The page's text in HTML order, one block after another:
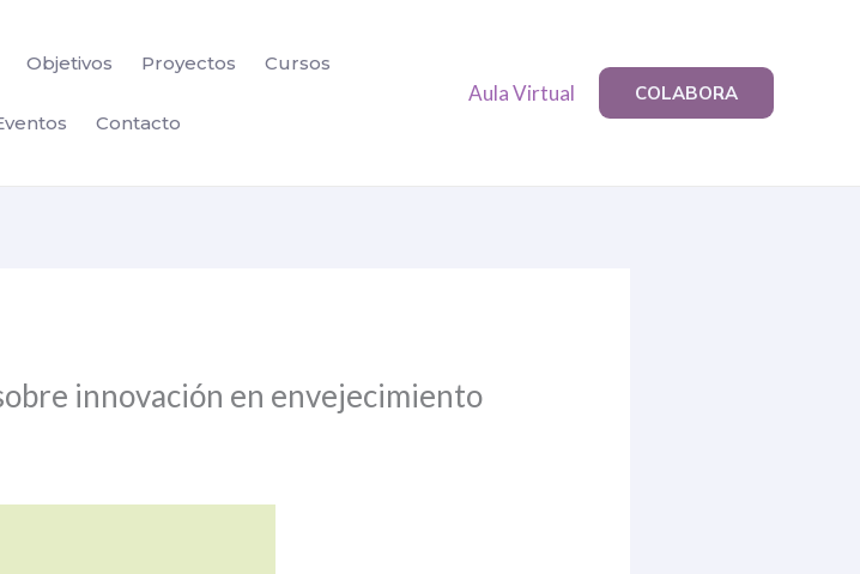
Objetivos Proyectos Cursos
Contacto
Aula Virtual COLABORA
innovación en envejecimiento